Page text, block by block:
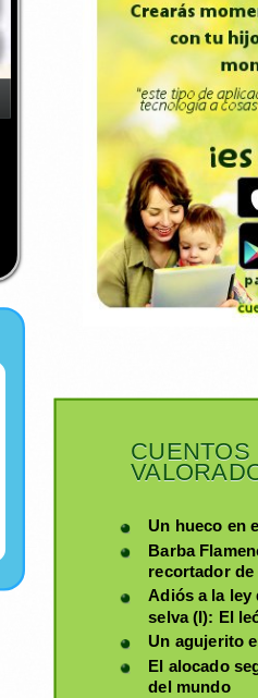
CUENTOS
Un hueco en
Barba
recortador de
Adiós a la ley
selva (I): El
Un agujerito
El alocado
del mundo